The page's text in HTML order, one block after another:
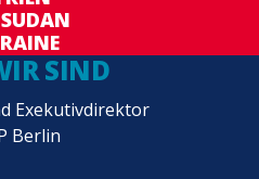
SIND
Exekutivdirektor
Berlin